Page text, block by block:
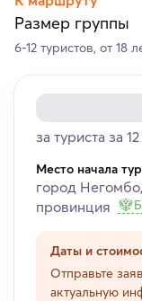
Размер группы
6-12 туристов, от 18
за туриста за
Место начала
город
провинция
Даты и
Отправьте
актуальную